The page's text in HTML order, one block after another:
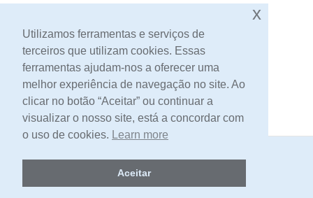
Sem stock
Contacto
2026 -Livraria Egrégora
Utilizamos ferramentas e serviços de
terceiros que utilizam cookies. Essas
ferramentas ajudam-nos a oferecer uma
melhor experiência de navegação no site. Ao
clicar no botão “Aceitar” ou continuar a
visualizar o nosso site, está a concordar com
o uso de cookies. Learn more
Aceitar
x